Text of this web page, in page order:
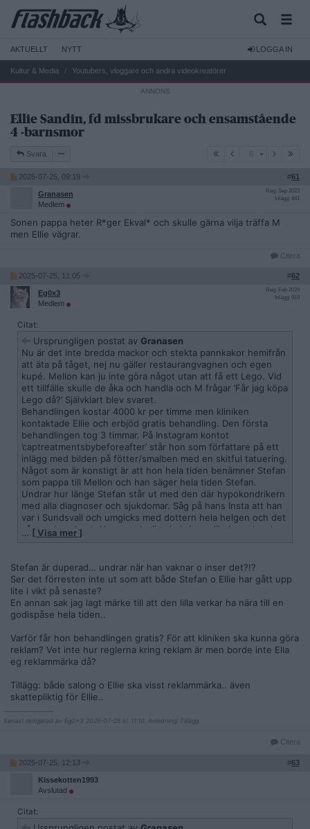
AKTUELLT NYTT LOGGA IN
Kultur & Media Youtubers, vloggare och andra videokreatörer
Ellie Sandin, fd missbrukare och ensamstående
4 -barnsmor
Svara
2025-07-25, 09:19 #61
Granasen
Medlem
Reg: Sep 2023
Inlägg: 441
Sonen pappa heter R*ger Ekval* och skulle gärna vilja träffa M
men Ellie vägrar.
Citera
2025-07-25, 11:05 #62
Eg0x3
Medlem
Reg: Feb 2024
Inlägg: 919
Citat:
Ursprungligen postat av Granasen
Nu är det inte bredda mackor och stekta pannkakor hemifrån
att äta på tåget, nej nu gäller restaurangvagnen och egen
kupé. Mellon kan ju inte göra något utan att få ett Lego. Vid
ett tillfälle skulle de åka och handla och M frågar ’Får jag köpa
Lego då?’ Självklart blev svaret.
Behandlingen kostar 4000 kr per timme men kliniken
kontaktade Ellie och erbjöd gratis behandling. Den första
behandlingen tog 3 timmar. På Instagram kontot
’captreatmentsbybeforeafter’ står hon som författare på ett
inlägg med bilden på fötter/smalben med en skitful tatuering.
Något som är konstigt är att hon hela tiden benämner Stefan
som pappa till Mellon och han säger hela tiden Stefan.
Undrar hur länge Stefan står ut med den där hypokondrikern
med alla diagnoser och sjukdomar. Såg på hans Insta att han
var i Sundsvall och umgicks med dottern hela helgen och det
såg rogivande ut. Hennes dagliga hybrispredikningar kan hon
lägga ner tycker jag.
… [ Visa mer ]
Stefan är duperad… undrar när han vaknar o inser det?!?
Ser det förresten inte ut som att både Stefan o Ellie har gått upp
lite i vikt på senaste?
En annan sak jag lagt märke till att den lilla verkar ha nära till en
godispåse hela tiden..
Varför får hon behandlingen gratis? För att kliniken ska kunna göra
reklam? Vet inte hur reglerna kring reklam är men borde inte Ella
eg reklammärka då?
Tillägg: både salong o Ellie ska visst reklammärka.. även
skattepliktig för Ellie..
Senast redigerad av Eg0x3 2025-07-25 kl. 11:10. Anledning: Tillägg
Citera
2025-07-25, 12:13 #63
Kissekotten1993
Avslutad
Citat: